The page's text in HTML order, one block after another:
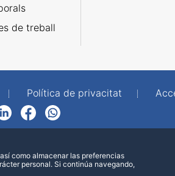
de treball
Política de privacitat
como almacenar las preferencias
personal. Si continúa navegando,